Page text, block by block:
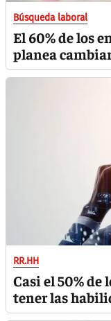
Búsqueda laboral
El 60% de los
planea
RR.HH
Casi el 50% de
tener las